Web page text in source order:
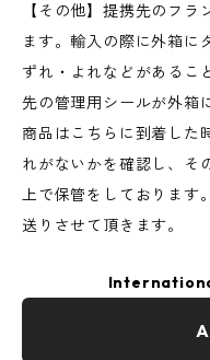
【その他】提携先のフ
ます。輸入の際に外箱に
ずれ・よれなどがあるこ
先の管理用シールが外箱
商品はこちらに到着した
れがないかを確認し、そ
上で保管をしております
送りさせて頂きます。